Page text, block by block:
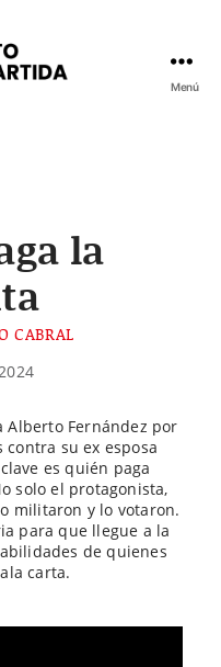
Menú
la
CABRAL
Alberto Fernández por
contra su ex esposa
es quién paga
solo el protagonista,
militaron y lo votaron.
para que llegue a la
de quienes
carta.